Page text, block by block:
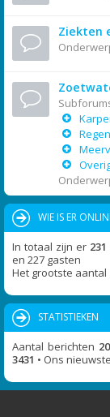
Ziekten
WIE IS ER
In totaal zijn er 231
en 227 gasten
Het grootste
STATISTIEKEN
Aantal berichten
3431 • Ons